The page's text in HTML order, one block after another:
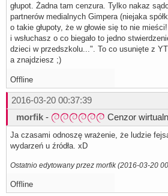
głupot. Żadna tam cenzura. Tylko nakaz
partnerów medialnych Gimpera (niejaka
o takie głupoty, że w głowie się to nie
i wsłuchasz o co biegało to jedno
dzieci w przedszkolu...". To co usunięte z
a znajdziesz ;)
Offline
2016-03-20 00:37:39
morfik - Cenzor
Ja czasami odnoszę wrażenie, że ludzie
wydarzeń u źródła. xD
Ostatnio edytowany przez morfik (2016-03-20
Offline